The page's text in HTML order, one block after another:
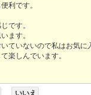
利です。
です。
ます。
ていないので私はお気に
楽しんでいます。
いいえ